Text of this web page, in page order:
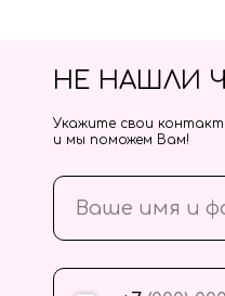
НЕ НАШЛИ
Укажите свои
и мы поможем Вам!